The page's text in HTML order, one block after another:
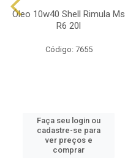
Óleo 10w40 Shell Rimula Ms
R6 20l
Código: 7655
Faça seu login ou
cadastre-se para
ver preços e
comprar